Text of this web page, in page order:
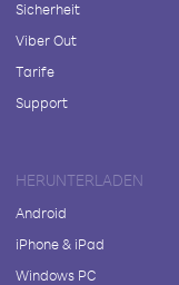
Sicherheit
Viber Out
Tarife
Support
HERUNTERLADEN
Android
iPhone & iPad
Windows PC